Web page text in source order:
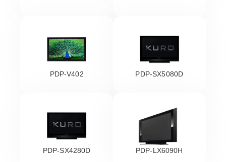
PDP-V402 PDP-SX5080D
PDP-SX4280D PDP-LX6090H